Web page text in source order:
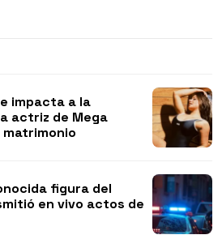
impacta a la
actriz de Mega
figura del
en vivo actos de